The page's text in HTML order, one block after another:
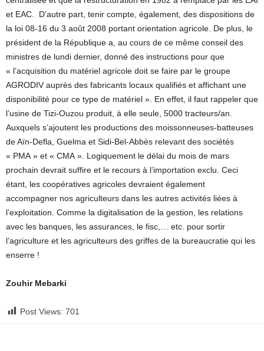
et EAC. D’autre part, tenir compte, également, des dispositions de
la loi 08-16 du 3 août 2008 portant orientation agricole. De plus, le
président de la République a, au cours de ce même conseil des
ministres de lundi dernier, donné des instructions pour que
« l’acquisition du matériel agricole doit se faire par le groupe
AGRODIV auprès des fabricants locaux qualifiés et affichant une
disponibilité pour ce type de matériel ». En effet, il faut rappeler que
l’usine de Tizi-Ouzou produit, à elle seule, 5000 tracteurs/an.
Auxquels s’ajoutent les productions des moissonneuses-batteuses
de Aïn-Defla, Guelma et Sidi-Bel-Abbès relevant des sociétés
« PMA » et « CMA ». Logiquement le délai du mois de mars
prochain devrait suffire et le recours à l’importation exclu. Ceci
étant, les coopératives agricoles devraient également
accompagner nos agriculteurs dans les autres activités liées à
l’exploitation. Comme la digitalisation de la gestion, les relations
avec les banques, les assurances, le fisc,… etc. pour sortir
l’agriculture et les agriculteurs des griffes de la bureaucratie qui les
enserre !
Zouhir Mebarki
Post Views: 701